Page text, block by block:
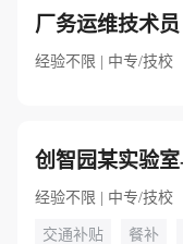
厂务运维技术员
经验不限 | 中专/技校
经验不限 | 中专/技校
交通补贴 餐补